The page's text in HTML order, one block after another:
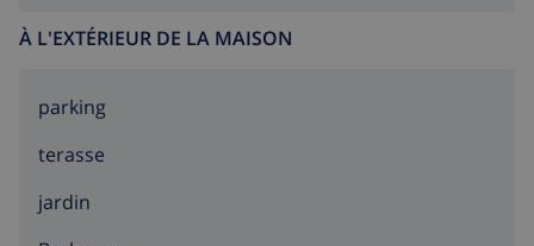
À L'EXTÉRIEUR DE LA MAISON
parking
terasse
jardin